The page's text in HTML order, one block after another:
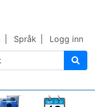
Språk Logg inn